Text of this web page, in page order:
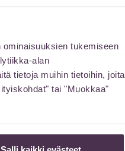
tukemiseen
alan
tietoja muihin tietoihin, joita
tai "Muokkaa"